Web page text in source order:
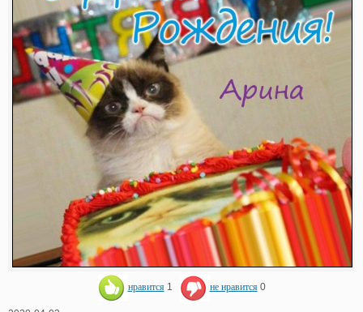
нравится 1 не нравится 0